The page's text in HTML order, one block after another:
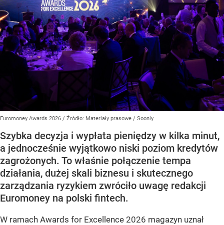
Euromoney Awards 2026 / Źródło: Materiały prasowe / Soonly
Szybka decyzja i wypłata pieniędzy w kilka minut,
a jednocześnie wyjątkowo niski poziom kredytów
zagrożonych. To właśnie połączenie tempa
działania, dużej skali biznesu i skutecznego
zarządzania ryzykiem zwróciło uwagę redakcji
Euromoney na polski fintech.
W ramach Awards for Excellence 2026 magazyn uznał